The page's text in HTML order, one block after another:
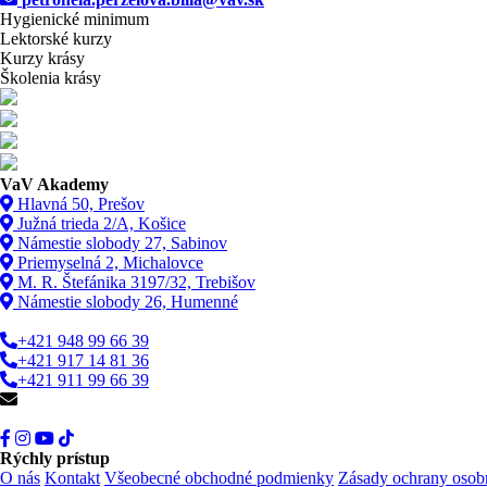
Hygienické minimum
Lektorské kurzy
Kurzy krásy
Školenia krásy
VaV Akademy
Hlavná 50, Prešov
Južná trieda 2/A, Košice
Námestie slobody 27, Sabinov
Priemyselná 2, Michalovce
M. R. Štefánika 3197/32, Trebišov
Námestie slobody 26, Humenné
+421 948 99 66 39
+421 917 14 81 36
+421 911 99 66 39
Rýchly prístup
O nás Kontakt Všeobecné obchodné podmienky Zásady ochrany